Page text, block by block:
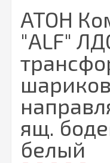
АТОН
"ALF"
ящ.
белый